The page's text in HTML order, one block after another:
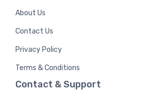
About Us
Contact Us
Privacy Policy
Terms & Conditions
Contact & Support